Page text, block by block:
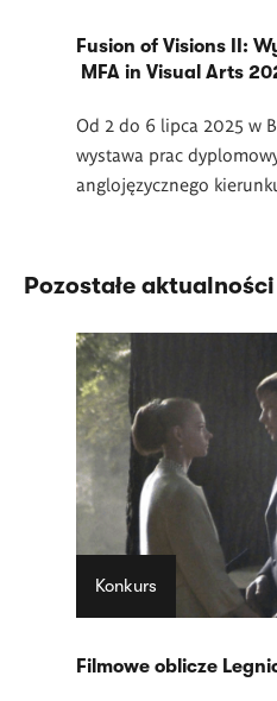
Fusion of Visions II:
MFA in Visual Arts
Od 2 do 6 lipca 2025 w
wystawa prac
anglojęzycznego
Pozostałe aktualności
Konkurs
Filmowe oblicze